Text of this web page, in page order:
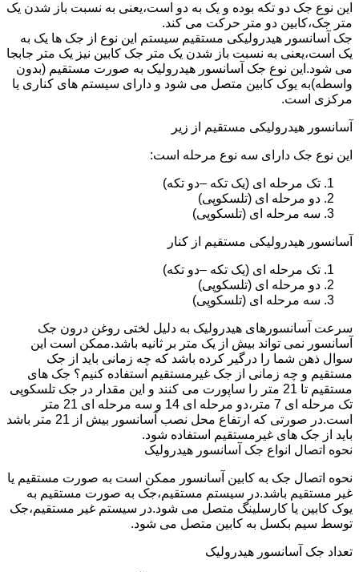
این نوع جک دو تکه بوده و یک به دو است،یعنی به نسبت باز شدن یک
متر جک،کابین دو متر حرکت می کند.
جک آسانسور هیدرولیکی مستقیم سیستم این نوع از جک ها یک به
یک است،یعنی به نسبت باز شدن یک متر جک کابین نیز یک متر جابجا
می شود.این نوع جک آسانسور هیدرولیک به صورت مستقیم (بدون
واسطه)به یوک کابین متصل می شود و دارای سیستم های کناری یا
مرکزی است.
آسانسور هیدرولیکی مستقیم از زیر
این نوع جک دارای سه نوع مرحله است:
تک مرحله ای (یک تکه –دو تکه)
دو مرحله ای (تلسکوپی)
سه مرحله ای (تلسکوپی)
آسانسور هیدرولیکی مستقیم از کنار
تک مرحله ای (یک تکه –دو تکه)
دو مرحله ای (تلسکوپی)
سه مرحله ای (تلسکوپی)
سرعت آسانسورهای هیدرولیک به دلیل لختی روغن درون جک
آسانسور نمی تواند بیش از یک متر بر ثانیه باشد.ممکن است این
سوال ذهن شما را درگیر کرده باشد که چه زمانی باید از جک
مستقیم و چه زمانی از جک غیرمستقیم استفاده کنیم؟ جک های
مستقیم تا 21 متر را ساپورت می کنند و این مقدار در جک تلسکوپی
تک مرحله ای 7 متر،دو مرحله ای 14 و سه مرحله ای 21 متر
است.در صورتی که ارتفاع محل نصب آسانسور بیش از 21 متر باشد
باید از جک های غیرمستقیم استفاده شود.
نحوه اتصال انواع جک آسانسور هیدرولیک
نحوه اتصال جک به کابین آسانسور ممکن است به صورت مستقیم یا
غیر مستقیم باشد.در سیستم مستقیم،جک به صورت مستقیم به
یوک کابین یا کارسلینگ متصل می شود.در سیستم غیر مستقیم،جک
توسط سیم بکسل به کابین متصل می شود.
تعداد جک آسانسور هیدرولیک